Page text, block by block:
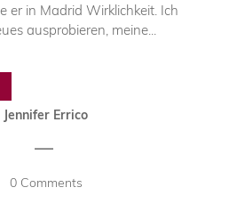
er in Madrid Wirklichkeit. Ich
ausprobieren, meine...
Jennifer Errico
|
0 Comments